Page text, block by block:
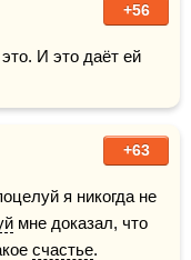
+56
это. И это даёт ей
+63
я никогда не
мне доказал, что
счастье.